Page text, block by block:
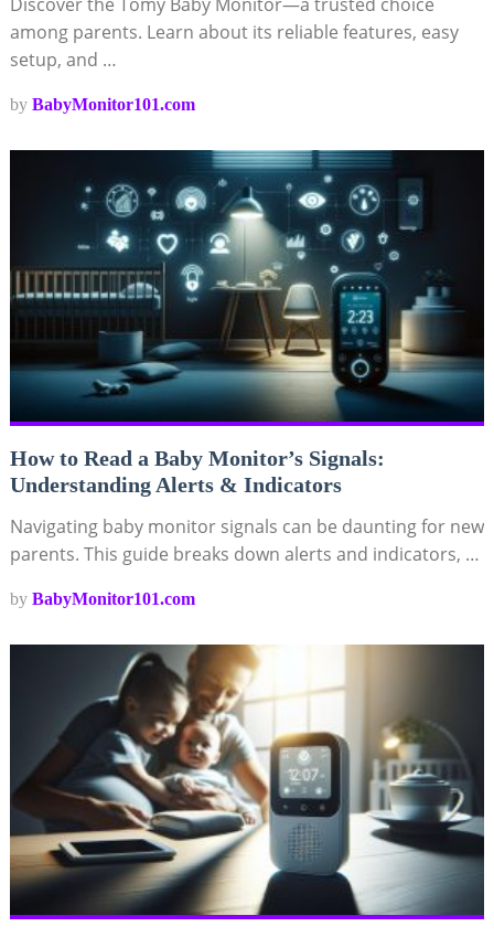
Discover the Tomy Baby Monitor—a trusted choice
among parents. Learn about its reliable features, easy
setup, and …
by BabyMonitor101.com
How to Read a Baby Monitor’s Signals:
Understanding Alerts & Indicators
Navigating baby monitor signals can be daunting for new
parents. This guide breaks down alerts and indicators, …
by BabyMonitor101.com